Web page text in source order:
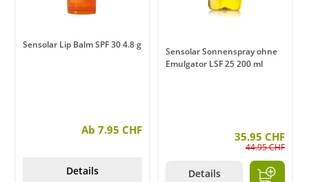
Sensolar Lip Balm SPF 30 4.8 g
Ab 7.95 CHF
Details
Sensolar Sonnenspray ohne
Emulgator LSF 25 200 ml
35.95 CHF
44.95 CHF
Details